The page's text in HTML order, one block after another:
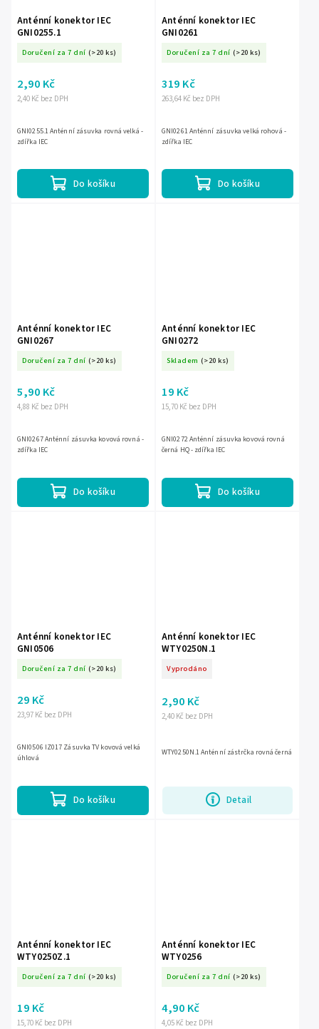
Anténní konektor IEC
GNI0255.1
Doručení za 7 dní (>20 ks)
2,40 Kč bez DPH
2,90 Kč
Do košíku
GNI0255.1 Anténní zásuvka rovná velká -
zdířka IEC
Anténní konektor IEC
GNI0261
Doručení za 7 dní (>20 ks)
263,64 Kč bez DPH
319 Kč
Do košíku
GNI0261 Anténní zásuvka velká rohová -
zdířka IEC
Anténní konektor IEC
GNI0267
Doručení za 7 dní (>20 ks)
4,88 Kč bez DPH
5,90 Kč
Do košíku
GNI0267 Anténní zásuvka kovová rovná -
zdířka IEC
Anténní konektor IEC
GNI0272
Skladem (>20 ks)
15,70 Kč bez DPH
19 Kč
Do košíku
GNI0272 Anténní zásuvka kovová rovná
černá HQ - zdířka IEC
Anténní konektor IEC
GNI0506
Doručení za 7 dní (>20 ks)
23,97 Kč bez DPH
29 Kč
Do košíku
GNI0506 IZ017 Zásuvka TV kovová velká
úhlová
Anténní konektor IEC
WTY0250N.1
Vyprodáno
2,40 Kč bez DPH
2,90 Kč
Detail
WTY0250N.1 Anténní zástrčka rovná černá
Anténní konektor IEC
WTY0250Z.1
Doručení za 7 dní (>20 ks)
15,70 Kč bez DPH
19 Kč
Anténní konektor IEC
WTY0256
Doručení za 7 dní (>20 ks)
4,05 Kč bez DPH
4,90 Kč